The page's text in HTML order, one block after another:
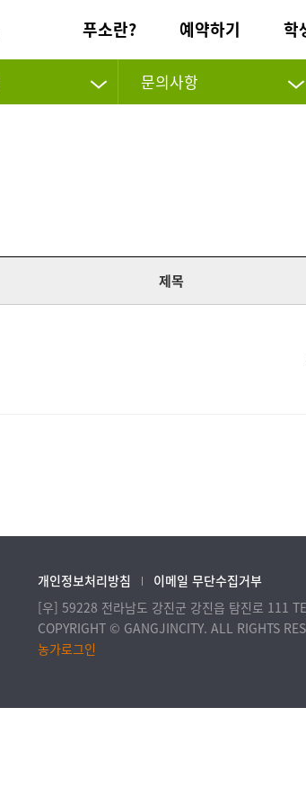
푸소란? 예약하기 학
문의사항
제목
개인정보처리방침
이메일 무단수집거부
[우] 59228 전라남도 강진군 강진읍 탐진로 111
COPYRIGHT © GANGJINCITY. ALL RIGHTS
농가로그인